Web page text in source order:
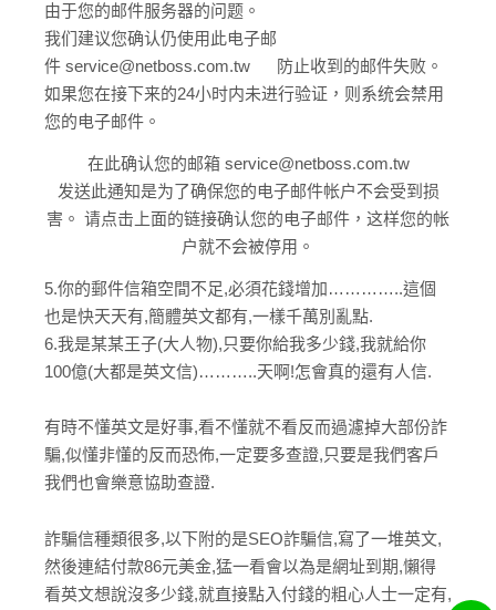
由于您的邮件服务器的问题。
我们建议您确认仍使用此电子邮
件 service@netboss.com.tw
防止收到的邮件失败。
如果您在接下来的24小时内未进行验证， 则系统会禁用
您的电子邮件。
在此确认您的邮箱 service@netboss.com.tw
发送此通知是为了确保您的电子邮件帐户不会受到损
害。 请点击上面的链接确认您的电子邮件，这样您的帐
户就不会被停用。
5.你的郵件信箱空間不足,必須花錢增加…………..這個
也是快天天有,簡體英文都有,一樣千萬別亂點.
6.我是某某王子(大人物),只要你給我多少錢,我就給你
100億(大都是英文信)………..天啊!怎會真的還有人信.
有時不懂英文是好事,看不懂就不看反而過濾掉大部份詐
騙,似懂非懂的反而恐佈,一定要多查證,只要是我們客戶
我們也會樂意協助查證.
詐騙信種類很多,以下附的是SEO詐騙信,寫了一堆英文,
然後連結付款86元美金,猛一看會以為是網址到期,懶得
看英文想說沒多少錢,就直接點入付錢的粗心人士一定有,